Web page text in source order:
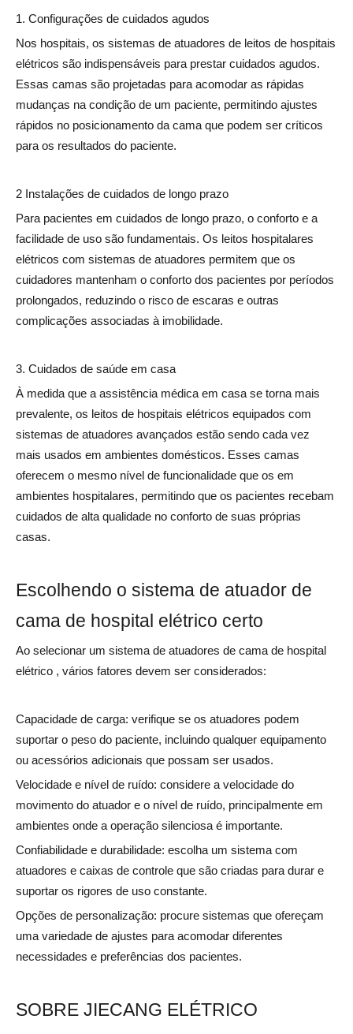
1. Configurações de cuidados agudos
Nos hospitais, os sistemas de atuadores de leitos de hospitais
elétricos são indispensáveis ​​para prestar cuidados agudos.
Essas camas são projetadas para acomodar as rápidas
mudanças na condição de um paciente, permitindo ajustes
rápidos no posicionamento da cama que podem ser críticos
para os resultados do paciente.
2 Instalações de cuidados de longo prazo
Para pacientes em cuidados de longo prazo, o conforto e a
facilidade de uso são fundamentais. Os leitos hospitalares
elétricos com sistemas de atuadores permitem que os
cuidadores mantenham o conforto dos pacientes por períodos
prolongados, reduzindo o risco de escaras e outras
complicações associadas à imobilidade.
3. Cuidados de saúde em casa
À medida que a assistência médica em casa se torna mais
prevalente, os leitos de hospitais elétricos equipados com
sistemas de atuadores avançados estão sendo cada vez
mais usados ​​em ambientes domésticos. Esses camas
oferecem o mesmo nível de funcionalidade que os em
ambientes hospitalares, permitindo que os pacientes recebam
cuidados de alta qualidade no conforto de suas próprias
casas.
Escolhendo o sistema de atuador de
cama de hospital elétrico certo
Ao selecionar um sistema de atuadores de cama de hospital
elétrico , vários fatores devem ser considerados:
Capacidade de carga: verifique se os atuadores podem
suportar o peso do paciente, incluindo qualquer equipamento
ou acessórios adicionais que possam ser usados.
Velocidade e nível de ruído: considere a velocidade do
movimento do atuador e o nível de ruído, principalmente em
ambientes onde a operação silenciosa é importante.
Confiabilidade e durabilidade: escolha um sistema com
atuadores e caixas de controle que são criadas para durar e
suportar os rigores de uso constante.
Opções de personalização: procure sistemas que ofereçam
uma variedade de ajustes para acomodar diferentes
necessidades e preferências dos pacientes.
SOBRE JIECANG ELÉTRICO